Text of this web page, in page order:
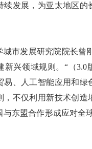
续发展，为亚太地区的
发展研究院院长曾
新兴领域规则。“（3.0
易、人工智能应用和绿
，不仅利用新技术创造
东盟合作形成应对全